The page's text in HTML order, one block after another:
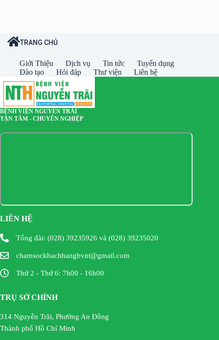
TRANG CHỦ
Giới Thiệu Dịch vụ Tin tức
Tuyển dụng
Đào tạo
Hỏi đáp Thư viện Liên hệ
BỆNH VIỆN NGUYỄN TRÃI
TẬN TÂM - CHUYÊN NGHIỆP
LIÊN HỆ
Tổng đài: (028) 39235926 và (028) 39235020
chamsockhachhangbvnt@gmail.com
Thứ 2 - Thứ 6: 7h00 - 16h00
TRỤ SỞ CHÍNH
314 Nguyễn Trãi, Phường An Đông
Thành phố Hồ Chí Minh